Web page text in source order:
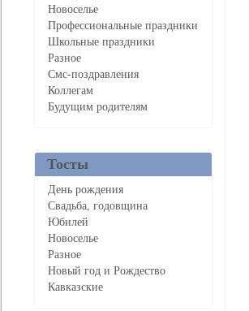
Новоселье
Профессиональные праздники
Школьные праздники
Разное
Смс-поздравления
Коллегам
Будущим родителям
Тосты
День рождения
Свадьба, годовщина
Юбилей
Новоселье
Разное
Новый год и Рождество
Кавказские